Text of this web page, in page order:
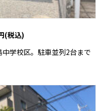
(税込)
中学校区。駐車並列2台まで